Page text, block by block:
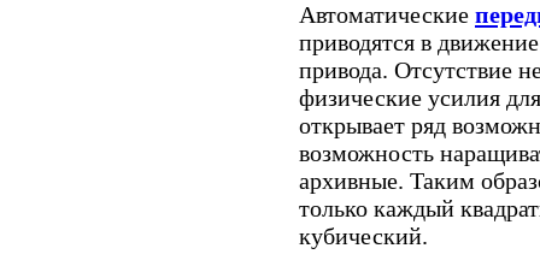
Автоматические
приводятся в
привода. Отсутствие
физические усилия
открывает ряд
возможность
архивные. Таким
только каждый
кубический.